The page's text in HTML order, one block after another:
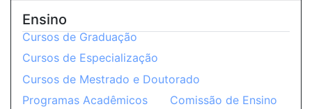
Ensino
Cursos de Graduação
Cursos de Especialização
Cursos de Mestrado e Doutorado
Programas Acadêmicos
Comissão de Ensino